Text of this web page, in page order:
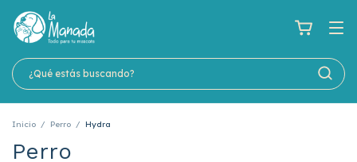
Inicio / Perro / Hydra
Perro